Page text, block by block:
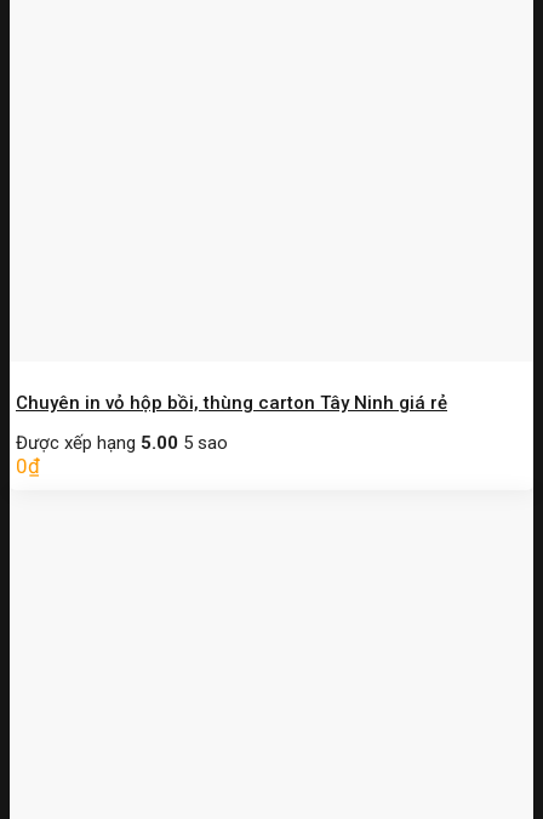
Chuyên in vỏ hộp bồi, thùng carton Tây Ninh giá rẻ
Được xếp hạng 5.00 5 sao
0₫